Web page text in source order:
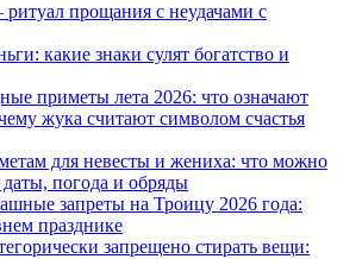
ритуал прощания с неудачами с
какие знаки сулят богатство и
приметы лета 2026: что означают
жука считают символом счастья
для невесты и жениха: что можно
даты, погода и обряды
запреты на Троицу 2026 года:
празднике
запрещено стирать вещи: